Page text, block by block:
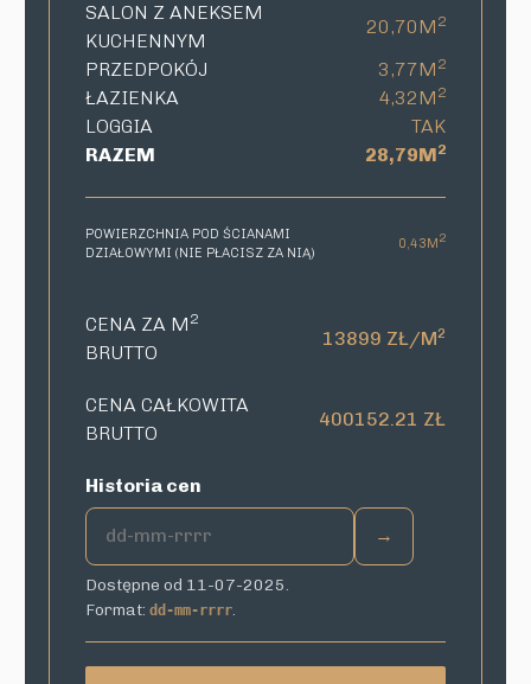
SALON Z ANEKSEM
KUCHENNYM
20,70M 2
PRZEDPOKÓJ 3,77M 2
ŁAZIENKA 4,32M 2
LOGGIA
TAK
RAZEM
28,79M2
POWIERZCHNIA POD ŚCIANAMI
DZIAŁOWYMI (NIE PŁACISZ ZA NIĄ)
0,43M 2
CENA ZA M 2
BRUTTO
13899 ZŁ/M2
CENA CAŁKOWITA
BRUTTO
400152.21 ZŁ
Historia cen
→
Dostępne od 11-07-2025.
Format:dd-mm-rrrr.